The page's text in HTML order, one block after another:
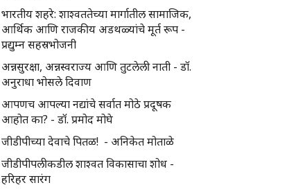
भारतीय शहरे: शाश्वततेच्या मार्गातील सामाजिक,
आर्थिक आणि राजकीय अडथळ्यांचे मूर्त रूप -
प्रद्युम्न सहस्रभोजनी
अन्नसुरक्षा, अन्नस्वराज्य आणि तुटलेली नाती - डॉ.
अनुराधा भोसले दिवाण
आपणच आपल्या नद्यांचे सर्वात मोठे प्रदूषक
आहोत का? - डॉ. प्रमोद मोघे
जीडीपीच्या देवाचे पितळ! - अनिकेत मोताळे
जीडीपीपलीकडील शाश्वत विकासाचा शोध -
हरिहर सारंग